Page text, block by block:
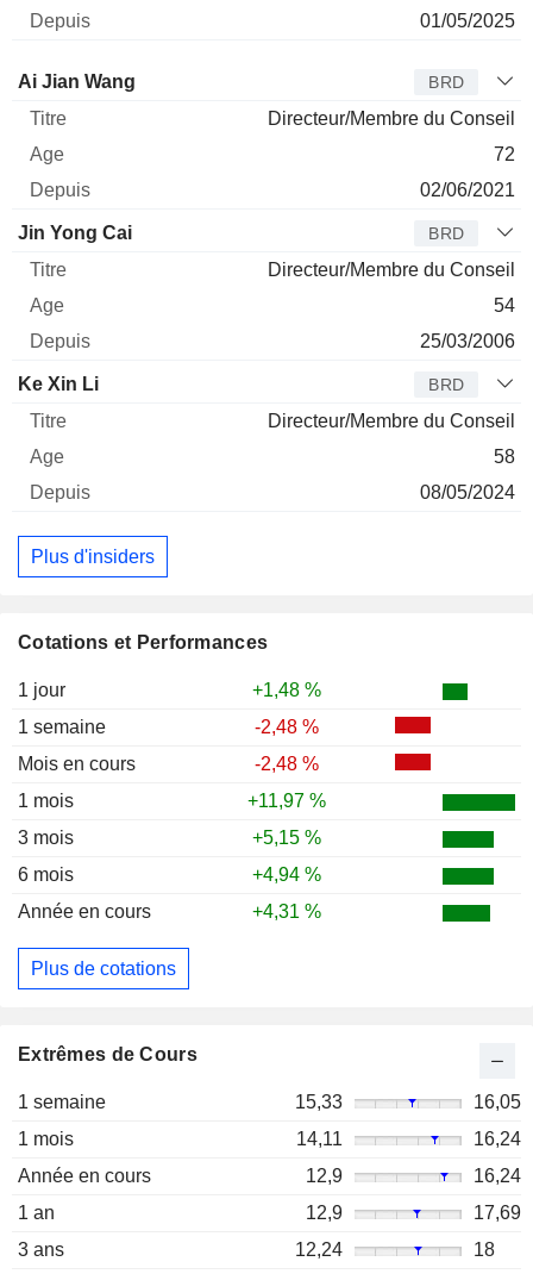
Cotations et Performances
1 jour
+1,48 %
1 semaine
-2,48 %
Mois en cours
-2,48 %
1 mois
+11,97 %
3 mois
+5,15 %
6 mois
+4,94 %
Année en cours
+4,31 %
Plus de cotations
Extrêmes de Cours
1 semaine 15,33
16,05
1 mois
14,11
16,24
Année en cours
12,9
16,24
1 an
12,9
17,69
3 ans
12,24
18
01/05/2025
Administrateur
Ai Jian Wang BRD
Directeur/Membre du Conseil
72
02/06/2021
Jin Yong Cai BRD
Directeur/Membre du Conseil
54
25/03/2006
Ke Xin Li BRD
Directeur/Membre du Conseil
58
08/05/2024
Plus d'insiders